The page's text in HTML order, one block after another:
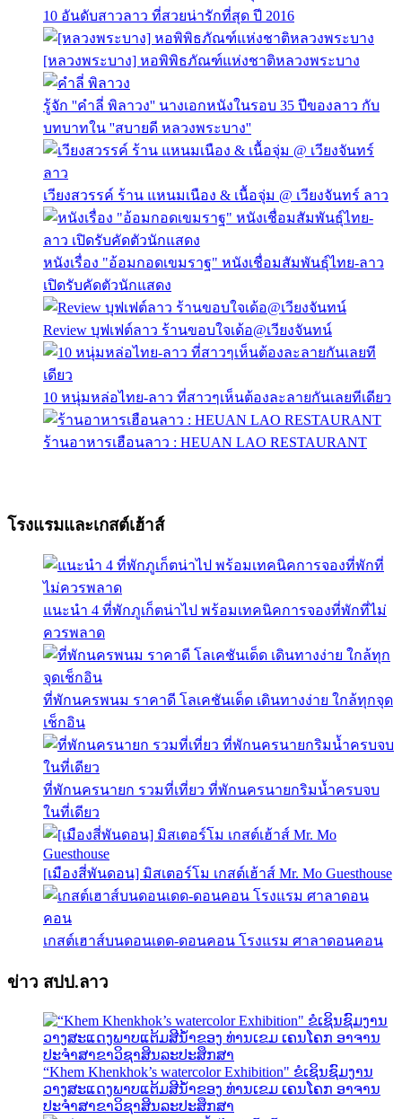
10 อันดับสาวลาว ที่สวยน่ารักที่สุด ปี 2016
[หลวงพระบาง] หอพิพิธภัณฑ์แห่งชาติหลวงพระบาง
รู้จัก ''คำลี่ พิลาวง'' นางเอกหนังในรอบ 35 ปีของลาว กับ
บทบาทใน ''สบายดี หลวงพระบาง''
เวียงสวรรค์ ร้าน แหนมเนือง & เนื้อจุ่ม @ เวียงจันทร์ ลาว
หนังเรื่อง "อ้อมกอดเขมราฐ" หนังเชื่อมสัมพันธุ์ไทย-ลาว
เปิดรับคัดตัวนักแสดง
Review บุฟเฟต์ลาว ร้านขอบใจเด้อ@เวียงจันทน์
10 หนุ่มหล่อไทย-ลาว ที่สาวๆเห็นต้องละลายกันเลยทีเดียว
ร้านอาหารเฮือนลาว : HEUAN LAO RESTAURANT
โรงแรมและเกสต์เฮ้าส์
แนะนำ 4 ที่พักภูเก็ตน่าไป พร้อมเทคนิคการจองที่พักที่ไม่
ควรพลาด
ที่พักนครพนม ราคาดี โลเคชันเด็ด เดินทางง่าย ใกล้ทุกจุด
เช็กอิน
ที่พักนครนายก รวมที่เที่ยว ที่พักนครนายกริมน้ำครบจบ
ในที่เดียว
[เมืองสี่พันดอน] มิสเตอร์โม เกสต์เฮ้าส์ Mr. Mo Guesthouse
เกสต์เฮาส์บนดอนเดด-ดอนคอน โรงแรม ศาลาดอนคอน
ข่าว สปป.ลาว
“Khem Khenkhok’s watercolor Exhibition" ຂໍເຊິນຊົມງານ
ວາງສະແດງພາບແຕ້ມສີນໍ້າຂອງ ທ່ານເຂມ ເຄນໂຄກ ອາຈານ
ປະຈຳສາຂາວິຊາສິນລະປະສຶກສາ